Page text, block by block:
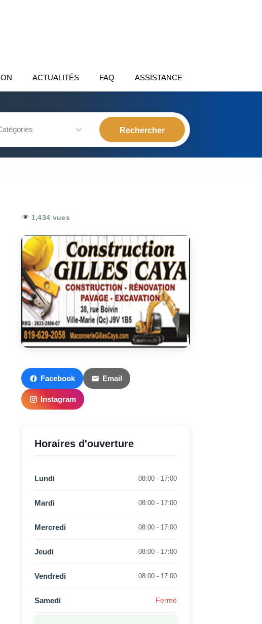
ACTUALITÉS FAQ ASSISTANCE
1,434 vues
Facebook Email
Instagram
Horaires d'ouverture
Lundi 08:00 - 17:00
Mardi 08:00 - 17:00
Mercredi 08:00 - 17:00
Jeudi 08:00 - 17:00
Vendredi 08:00 - 17:00
Samedi Fermé